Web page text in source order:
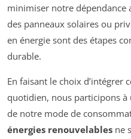
minimiser notre dépendance
des panneaux solaires ou
en énergie sont des étapes
durable.
En faisant le choix d’intégrer
quotidien, nous participons
de notre mode de
énergies renouvelables ne